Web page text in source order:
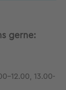
gerne:
12.00, 13.00-